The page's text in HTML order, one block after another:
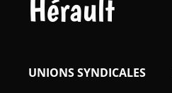
Hérault
UNIONS SYNDICALES